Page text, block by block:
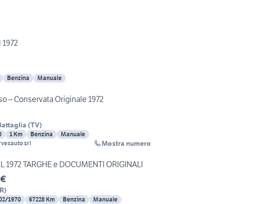
Benzina Manuale
– Conservata Originale 1972
(TV)
1 Km Benzina
Manuale
srl Mostra numero
1972 TARGHE e DOCUMENTI ORIGINALI
)
1970 67228 Km Benzina Manuale